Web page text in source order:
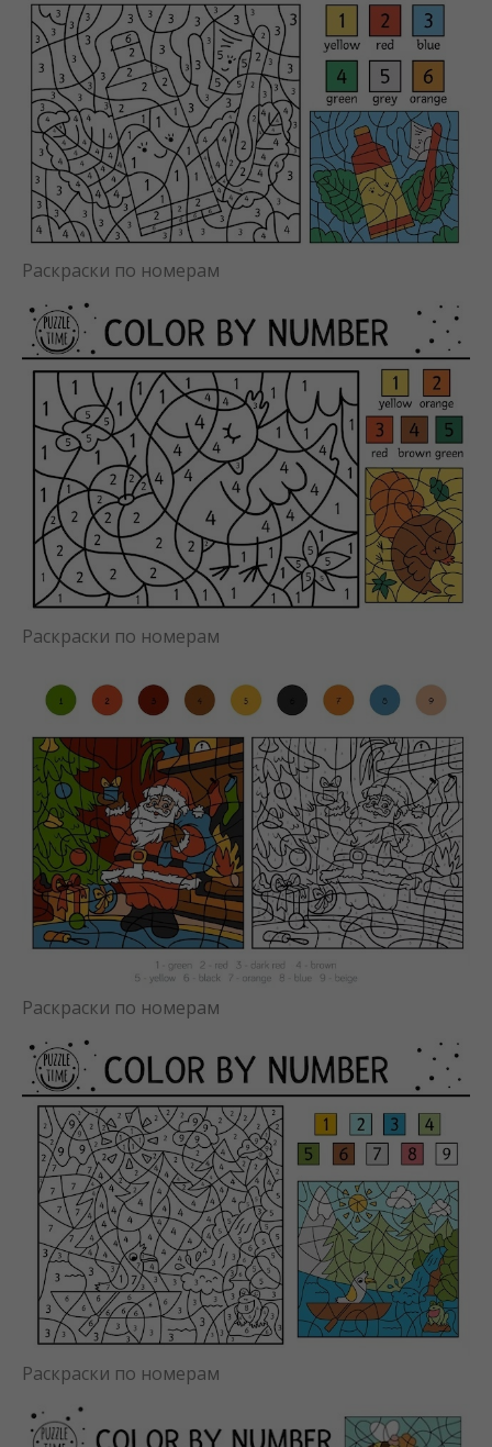
Раскраски по номерам
Раскраски по номерам
Раскраски по номерам
Раскраски по номерам